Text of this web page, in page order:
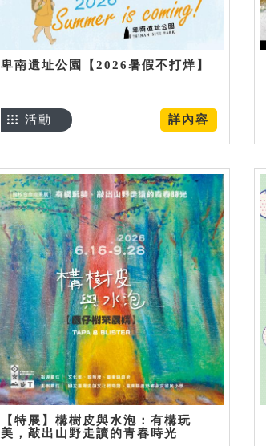
卑南遺址公園【2026暑假不打烊】
詳內容
活動
【特展】構樹皮與水泡：有構玩
美，敲出山野走讀的青春時光